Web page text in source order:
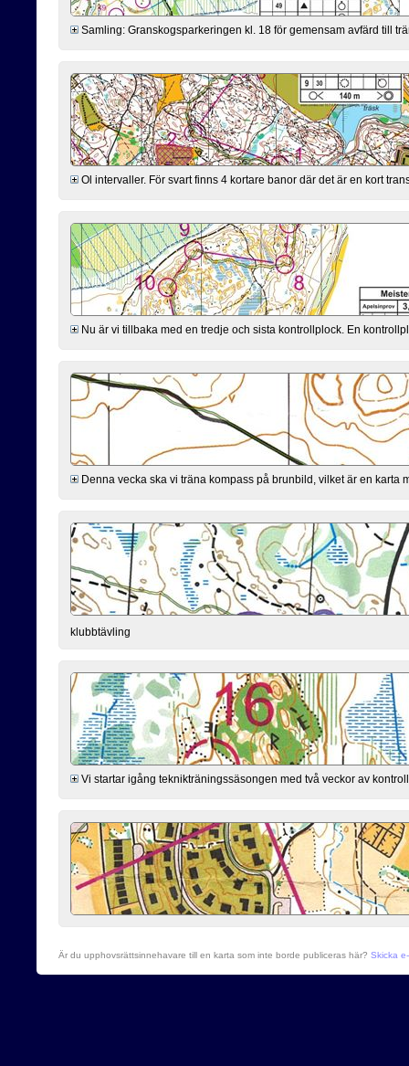
Samling: Granskogsparkeringen kl. 18 för gemensam avfärd till
Ol intervaller. För svart finns 4 kortare banor där det är en kort
Nu är vi tillbaka med en tredje och sista kontrollplock. En
Denna vecka ska vi träna kompass på brunbild, vilket är en
klubbtävling
Vi startar igång teknikträningssäsongen med två veckor av
Är du upphovsrättsinnehavare till en karta som inte borde publiceras här? Skicka